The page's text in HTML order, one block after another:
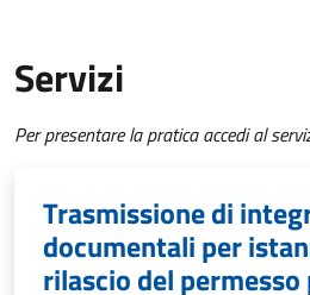
Servizi
Per presentare la pratica accedi al
Trasmissione di
documentali per
rilascio del